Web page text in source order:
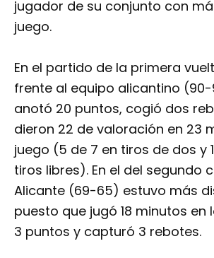
jugador de su conjunto con
juego.
En el partido de la primera
frente al equipo alicantino
anotó 20 puntos, cogió dos
dieron 22 de valoración en 23
juego (5 de 7 en tiros de dos y
tiros libres). En el del segundo
Alicante (69-65) estuvo más
puesto que jugó 18 minutos en
3 puntos y capturó 3 rebotes.